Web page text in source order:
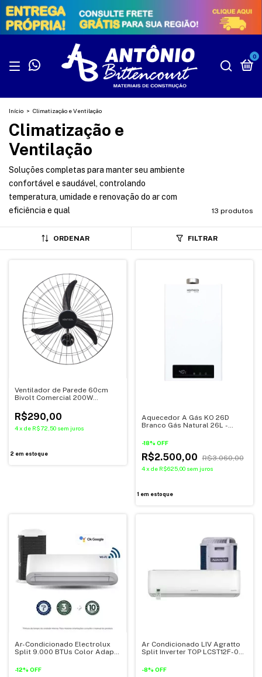
0
Início > Climatização e Ventilação
Climatização e
Ventilação
Soluções completas para manter seu ambiente
confortável e saudável, controlando
temperatura, umidade e renovação do ar com
eficiência e qual
13 produtos
ORDENAR FILTRAR
Ventilador de Parede 60cm
Bivolt Comercial 200W
R$290,00
4x de R$72,50 sem juros
2 em estoque
Aquecedor A Gás KO 26D
Branco Gás Natural 26L -
-18% OFF
R$2.500,00 R$3.060,00
4 x de R$625,00 sem juros
1 em estoque
Ar-Condicionado Electrolux
Split 9.000 BTUs Color Adapt
220V
-12% OFF
Ar Condicionado LIV Agratto
Split Inverter TOP LCST12F-02I
-8% OFF